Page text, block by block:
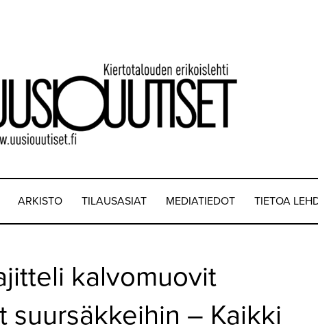
ARKISTO TILAUSASIAT MEDIATIEDOT TIETOA
kalvomuovit
– Kaikki